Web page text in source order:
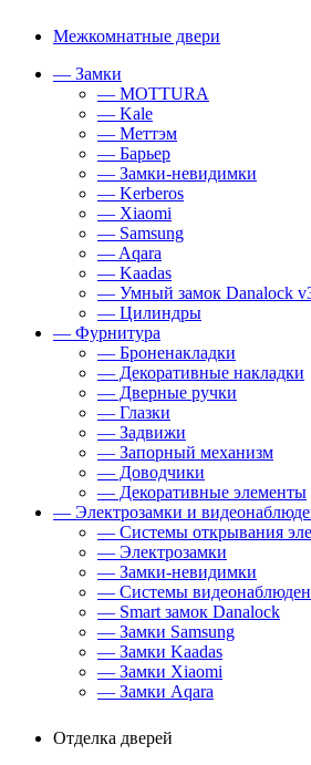
Межкомнатные двери
— Замки
— MOTTURA
— Kale
— Меттэм
— Барьер
— Замки-невидимки
— Kerberos
— Xiaomi
— Samsung
— Aqara
— Kaadas
— Умный замок Danalock
— Цилиндры
— Фурнитура
— Броненакладки
— Декоративные накладки
— Дверные ручки
— Глазки
— Задвижи
— Запорный механизм
— Доводчики
— Декоративные элементы
— Электрозамки и
— Системы открывания
— Электрозамки
— Замки-невидимки
— Системы
— Smart замок Danalock
— Замки Samsung
— Замки Kaadas
— Замки Xiaomi
— Замки Aqara
Отделка дверей